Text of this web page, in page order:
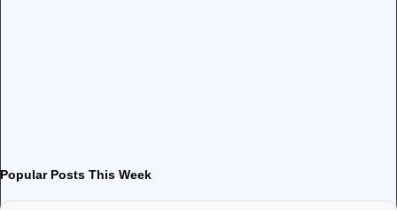
Popular Posts This Week